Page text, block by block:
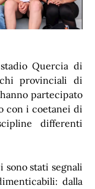
Quercia di
provinciali di
partecipato
con i coetanei di
differenti
sono stati segnali
dalla